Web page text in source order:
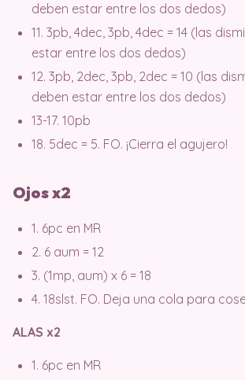
deben estar entre los dos dedos)
11. 3pb, 4dec, 3pb, 4dec = 14 (las
estar entre los dos dedos)
12. 3pb, 2dec, 3pb, 2dec = 10 (las
deben estar entre los dos dedos)
13-17. 10pb
18. 5dec = 5. FO. ¡Cierra el agujero!
Ojos x2
1. 6pc en MR
2. 6 aum = 12
3. (1mp, aum) x 6 = 18
4. 18slst. FO. Deja una cola para
ALAS x2
1. 6pc en MR